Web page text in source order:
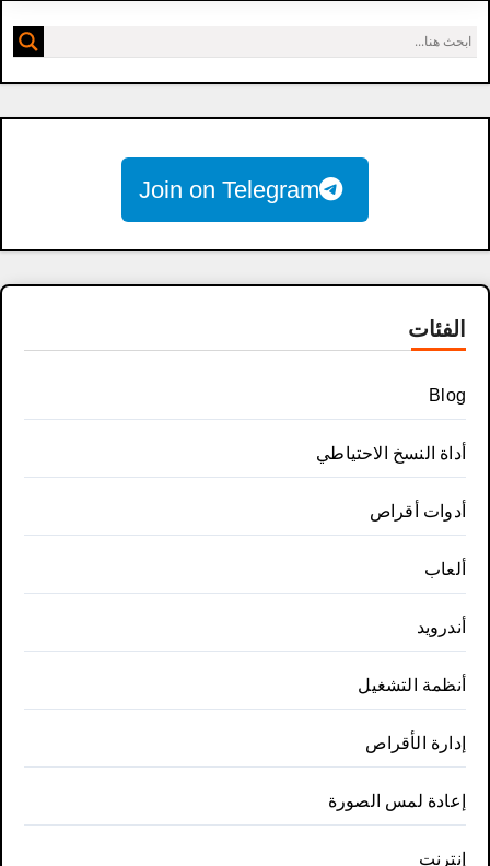
Join on Telegram
الفئات
Blog
أداة النسخ الاحتياطي
أدوات أقراص
ألعاب
أندرويد
أنظمة التشغيل
إدارة الأقراص
إعادة لمس الصورة
إنترنت